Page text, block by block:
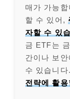
매가 가능
할 수 있어,
자할 수 있
금 ETF는
간이나 보
수 있습니
전략에 활